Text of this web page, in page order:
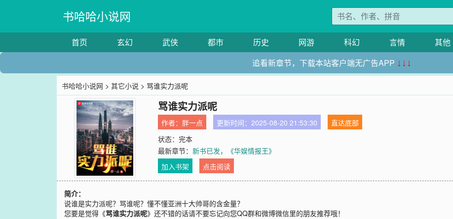
书哈哈小说网
首页 玄幻 武侠 都市 历史 网游 科幻 言情 其他
追看新章节，下载本站客户端无广告APP ↓↓↓
书哈哈小说网 >其它小说 > 骂谁实力派呢
骂谁实力派呢
作者： 胖一点 更新时间：2025-08-20 21:53:30
直达底部
状态：完本
最新章节：新书已发，《华娱情报王》
加入书架
点击阅读
简介：
说谁是实力派呢？骂谁呢？懂不懂亚洲十大帅哥的含金量？
您要是觉得《骂谁实力派呢》还不错的话请不要忘记向您QQ群和微博微信里的朋友推荐哦！